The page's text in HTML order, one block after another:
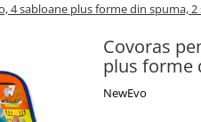
4 sabloane plus forme din spuma,
Covoras
plus forme
NewEvo